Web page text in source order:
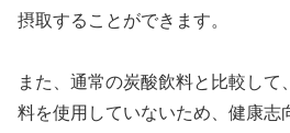
摂取することができます。
また、通常の炭酸飲料と比較し
料を使用していないため、健康志